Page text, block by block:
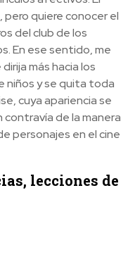
quiere conocer el
del club de los
En ese sentido, me
más hacia los
niños y se quita toda
cuya apariencia se
contravía de la manera
personajes en el cine
lecciones de